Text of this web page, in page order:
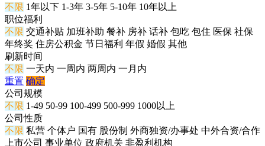
不限 1年以下 1-3年 3-5年 5-10年 10年以上
职位福利
不限 交通补贴 加班补助 餐补 房补 话补 包吃 包住 医保 社保
年终奖 住房公积金 节日福利 年假 婚假 其他
刷新时间
不限 一天内 一周内 两周内 一月内
重置 确定
公司规模
不限 1-49 50-99 100-499 500-999 1000以上
公司性质
不限 私营 个体户 国有 股份制 外商独资/办事处 中外合资/合作
上市公司 事业单位 政府机关 非盈利机构